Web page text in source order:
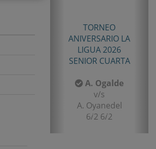
TORNEO TENIS TOUR
QUINTA 2026
PRIMERA
F. Matamala
v/s
L. Palma
6-1/6-3